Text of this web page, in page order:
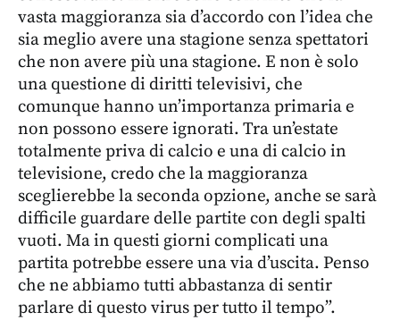
vasta maggioranza sia d’accordo con l’idea che
sia meglio avere una stagione senza spettatori
che non avere più una stagione. E non è solo
una questione di diritti televisivi, che
comunque hanno un’importanza primaria e
non possono essere ignorati. Tra un’estate
totalmente priva di calcio e una di calcio in
televisione, credo che la maggioranza
sceglierebbe la seconda opzione, anche se sarà
difficile guardare delle partite con degli spalti
vuoti. Ma in questi giorni complicati una
partita potrebbe essere una via d’uscita. Penso
che ne abbiamo tutti abbastanza di sentir
parlare di questo virus per tutto il tempo”.